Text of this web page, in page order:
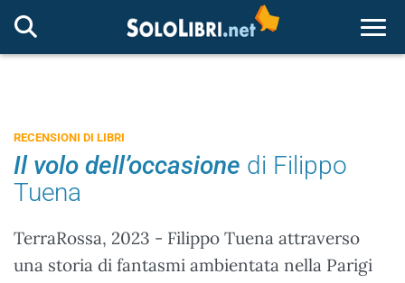
RECENSIONI DI LIBRI
Il volo dell’occasione di Filippo
Tuena
TerraRossa, 2023 - Filippo Tuena attraverso
una storia di fantasmi ambientata nella Parigi